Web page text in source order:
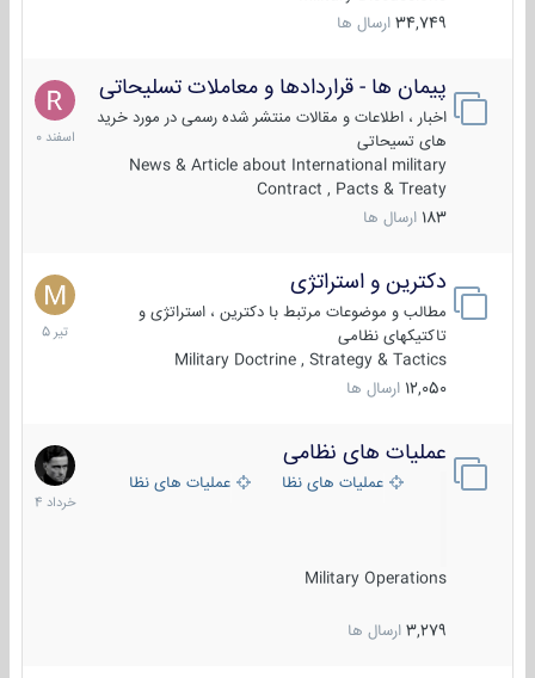
34,749 ارسال ها
پیمان ها - قراردادها و معاملات تسلیحاتی
اخبار ، اطلاعات و مقالات منتشر شده رسمی در مورد خرید
های تسیحاتی
News & Article about International military
Contract , Pacts & Treaty
183 ارسال ها
7
اسفند
1400
دکترین و استراتژی
مطالب و موضوعات مرتبط با دکترین ، استراتژی و
تاکتیکهای نظامی
Military Doctrine , Strategy & Tactics
12,050 ارسال ها
27
تیر
1405
عملیات های نظامی
عملیات های نظامی ایرانعملیات های نظامی خارجی
Military Operations
3,279 ارسال ها
5
خرداد
1404